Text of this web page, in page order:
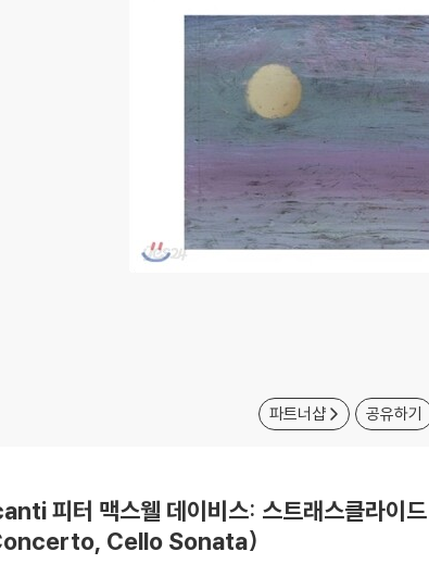
파트너샵 공유하기
피터 맥스웰 데이비스: 스트래스클라이
Cello Sonata)